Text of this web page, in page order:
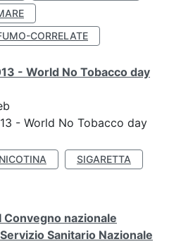
CORRELATE
- World No Tobacco day
- World No Tobacco day
NICOTINA
SIGARETTA
Convegno nazionale
Sanitario Nazionale